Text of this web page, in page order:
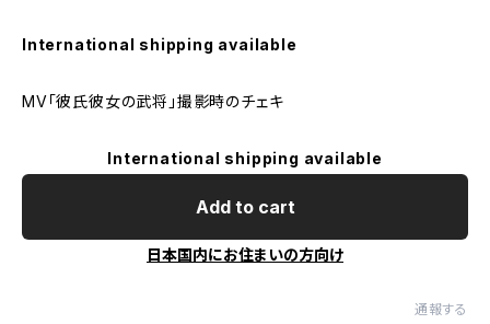
International shipping available
MV「彼氏彼女の武将」撮影時のチェキ
International shipping available
Add to cart
日本国内にお住まいの方向け
通報する